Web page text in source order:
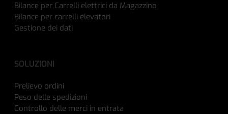
Bilance per Carrelli elettrici da Magazzino
Bilance per carrelli elevatori
Gestione dei dati
SOLUZIONI
Prelievo ordini
Peso delle spedizioni
Controllo delle merci in entrata